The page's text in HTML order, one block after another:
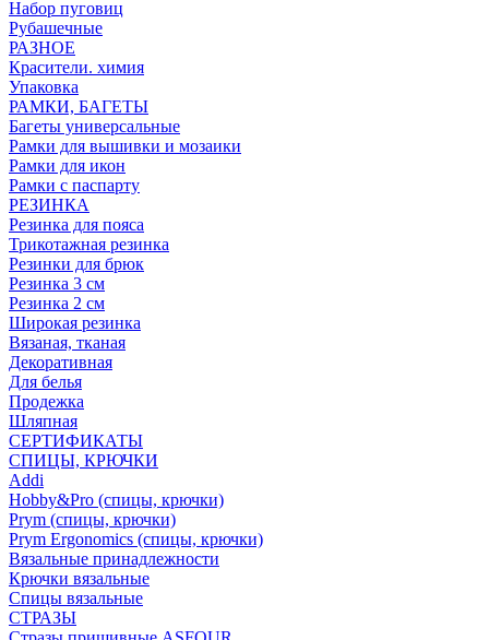
Набор пуговиц
Рубашечные
РАЗНОЕ
Красители. химия
Упаковка
РАМКИ, БАГЕТЫ
Багеты универсальные
Рамки для вышивки и мозаики
Рамки для икон
Рамки с паспарту
РЕЗИНКА
Резинка для пояса
Трикотажная резинка
Резинки для брюк
Резинка 3 см
Резинка 2 см
Широкая резинка
Вязаная, тканая
Декоративная
Для белья
Продежка
Шляпная
СЕРТИФИКАТЫ
СПИЦЫ, КРЮЧКИ
Addi
Hobby&Pro (спицы, крючки)
Prym (спицы, крючки)
Prym Ergonomics (спицы, крючки)
Вязальные принадлежности
Крючки вязальные
Спицы вязальные
СТРАЗЫ